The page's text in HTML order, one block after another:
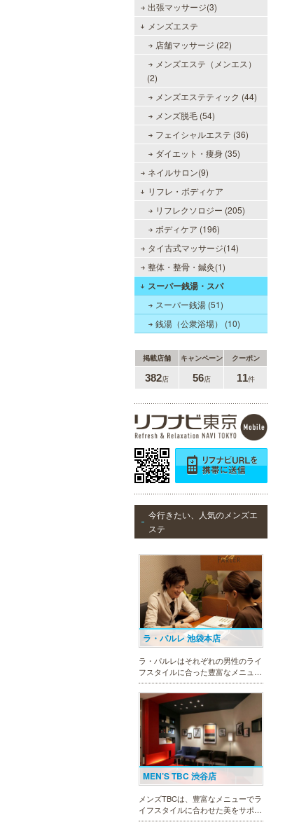
出張マッサージ(3)
メンズエステ
店舗マッサージ (22)
メンズエステ（メンエス）
(2)
メンズエステティック (44)
メンズ脱毛 (54)
フェイシャルエステ (36)
ダイエット・痩身 (35)
ネイルサロン(9)
リフレ・ボディケア
リフレクソロジー (205)
ボディケア (196)
タイ古式マッサージ(14)
整体・整骨・鍼灸(1)
スーパー銭湯・スパ
スーパー銭湯 (51)
銭湯（公衆浴場） (10)
掲載店舗 キャンペーン クーポン
382店 56店 11件
今行きたい、人気のメンズエ
ステ
ラ・パルレ 池袋本店
ラ・パルレはそれぞれの男性のライ
フスタイルに合った豊富なメニュー
で、男性の美をサポート。第一印象
UPに貢献致します。脱毛や引き締
め、フェイシャル等、初めての方で
も安心の体験コースも多数ご用意。
MEN’S TBC 渋谷店
メンズTBCは、豊富なメニューでラ
イフスタイルに合わせた美をサポー
トします。今男性にも人気の脱毛、